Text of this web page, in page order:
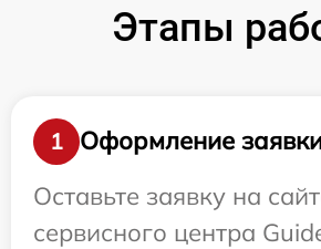
Этапы
1
Оформление
Оставьте заявку на
сервисного центра